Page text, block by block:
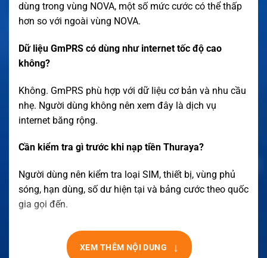
dùng trong vùng NOVA, một số mức cước có thể thấp
hơn so với ngoài vùng NOVA.
Dữ liệu GmPRS có dùng như internet tốc độ cao
không?
Không. GmPRS phù hợp với dữ liệu cơ bản và nhu cầu
nhẹ. Người dùng không nên xem đây là dịch vụ
internet băng rộng.
Cần kiểm tra gì trước khi nạp tiền Thuraya?
Người dùng nên kiểm tra loại SIM, thiết bị, vùng phủ
sóng, hạn dùng, số dư hiện tại và bảng cước theo quốc
gia gọi đến.
XEM THÊM NỘI DUNG ↓